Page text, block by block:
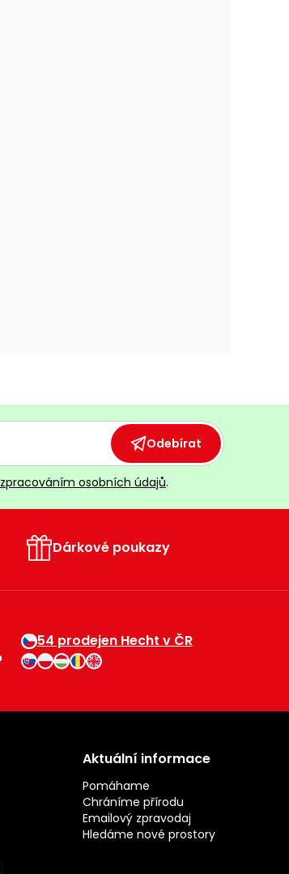
Odebírat
zpracováním osobních údajů.
Dárkové poukazy
54 prodejen Hecht v ČR
Aktuální informace
Pomáhame
Chráníme přírodu
Emailový zpravodaj
Hledáme nové prostory